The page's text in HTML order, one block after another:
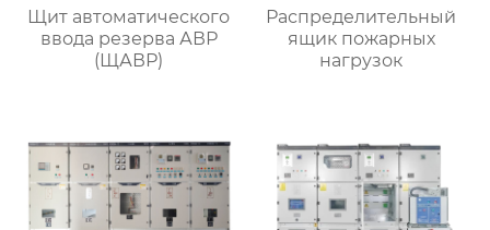
Щит автоматического
ввода резерва АВР
(ЩАВР)
Распределительный
ящик пожарных
нагрузок